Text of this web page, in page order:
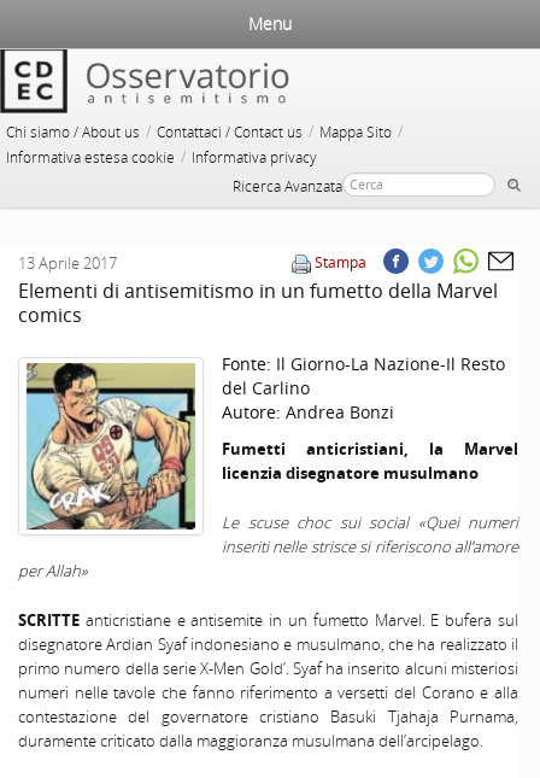
Chi siamo / About us / Contattaci / Contact us / Mappa Sito /
Informativa estesa cookie / Informativa privacy
Ricerca Avanzata
Menu
Stampa
13 Aprile 2017
Elementi di antisemitismo in un fumetto della Marvel
comics
Fonte: Il Giorno-La Nazione-Il Resto
del Carlino
Autore: Andrea Bonzi
Fumetti anticristiani, la Marvel
licenzia disegnatore musulmano
Le scuse choc sui social «Quei numeri
inseriti nelle strisce si riferiscono all’amore
per Allah»
SCRITTE anticristiane e antisemite in un fumetto Marvel. E bufera sul
disegnatore Ardian Syaf indonesiano e musulmano, che ha realizzato il
primo numero della serie X-Men Gold’. Syaf ha inserito alcuni misteriosi
numeri nelle tavole che fanno riferimento a versetti del Corano e alla
contestazione del governatore cristiano Basuki Tjahaja Purnama,
duramente criticato dalla maggioranza musulmana dell’arcipelago.